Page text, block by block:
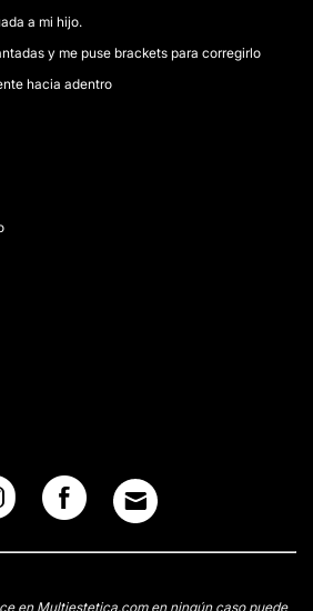
a mi hijo.
y me puse brackets para corregirlo
hacia adentro
en Multiestetica.com en ningún caso puede